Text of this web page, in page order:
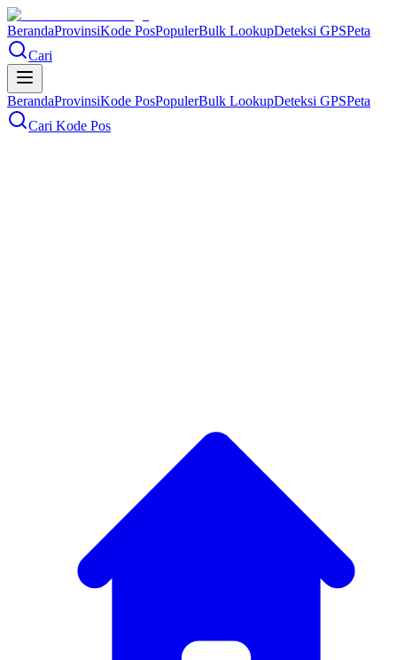
BerandaProvinsiKode PosPopulerBulk LookupDeteksi GPSPeta
Cari
BerandaProvinsiKode PosPopulerBulk LookupDeteksi GPSPeta
Cari Kode Pos